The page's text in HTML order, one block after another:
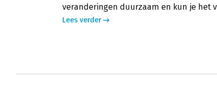
veranderingen duurzaam en kun je het
Lees verder